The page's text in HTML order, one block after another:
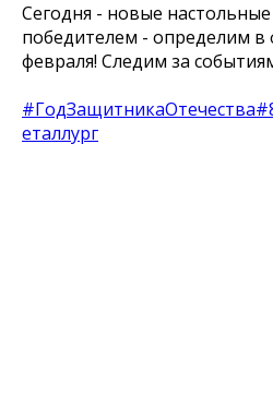
Сегодня - новые
победителем - определим
февраля! Следим за
#ГодЗащитникаОтечества
еталлург